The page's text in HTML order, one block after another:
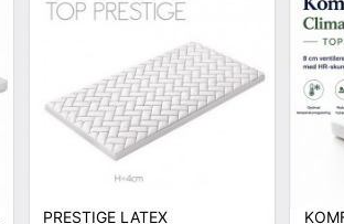
PRESTIGE LATEX